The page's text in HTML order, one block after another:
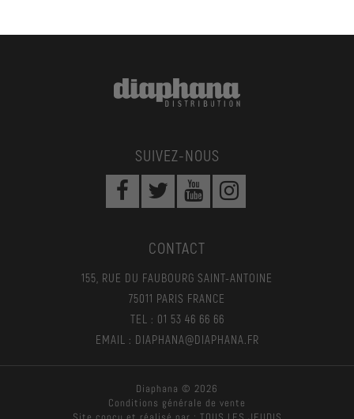
SUIVEZ-NOUS
CONTACT
155, RUE DU FAUBOURG SAINT-ANTOINE
75011 PARIS FRANCE
TEL : 01 53 46 66 66
EMAIL : DIAPHANA@DIAPHANA.FR
Diaphana © 2026
Conditions générale de vente